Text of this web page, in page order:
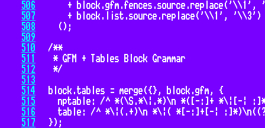
506
507
508
509
510
511
512
513
514
515
516
517